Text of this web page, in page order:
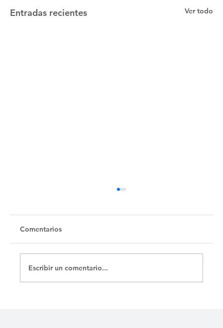
Entradas recientes Ver todo
Untitled
Comentarios
Escribir un comentario...